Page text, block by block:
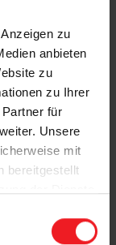
zu
anbieten
zu
zu Ihrer
für
Unsere
mit
bereitgestellt
die
oder